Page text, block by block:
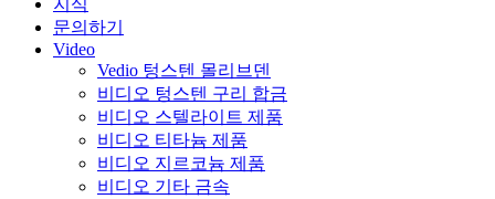
지식
문의하기
Video
Vedio 텅스텐 몰리브덴
비디오 텅스텐 구리 합금
비디오 스텔라이트 제품
비디오 티타늄 제품
비디오 지르코늄 제품
비디오 기타 금속